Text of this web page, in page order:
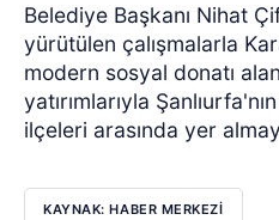
Belediye Başkanı Nihat
yürütülen çalışmalarla
modern sosyal donatı
yatırımlarıyla
ilçeleri arasında yer
KAYNAK: HABER MERKEZİ